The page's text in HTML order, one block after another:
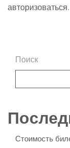
авторизоваться.
Поиск
Стоимость